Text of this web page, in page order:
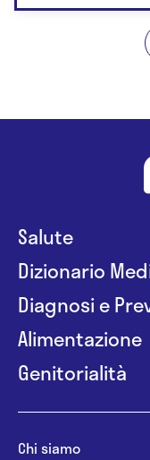
Salute
Dizionario
Diagnosi e
Alimentazione
Genitorialità
Chi siamo